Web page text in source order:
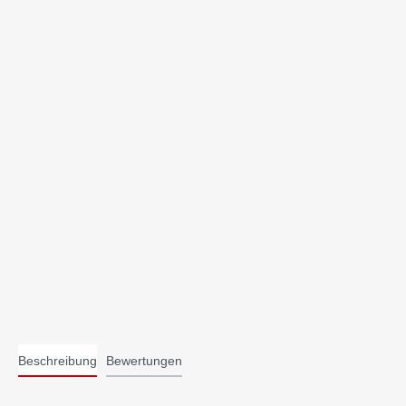
Beschreibung Bewertungen